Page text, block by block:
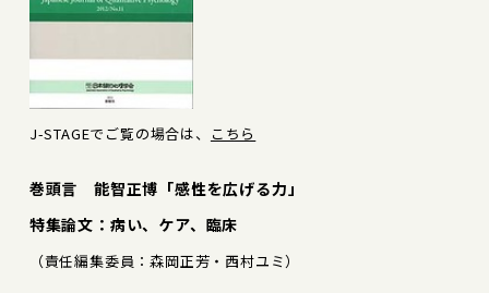
J-STAGEでご覧の場合は、 こちら
巻頭言 能智正博「感性を広げる力」
特集論文：病い、ケア、臨床
（責任編集委員：森岡正芳・西村ユミ）